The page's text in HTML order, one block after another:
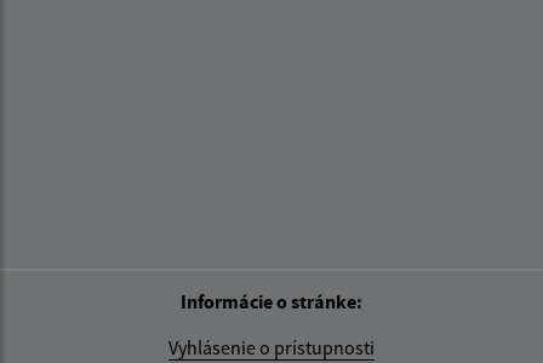
Informácie o stránke:
Vyhlásenie o prístupnosti